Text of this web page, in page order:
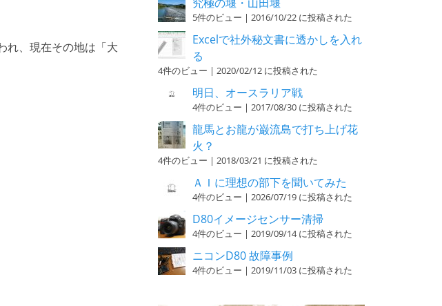
れ、現在その地は「大
5件のビュー | 2016/10/22 に投稿された
Excelで社外秘文書に透かしを入れ
る
4件のビュー | 2020/02/12 に投稿された
明日、オースラリア戦
4件のビュー | 2017/08/30 に投稿された
龍馬とお龍が巌流島で打ち上げ花
火？
4件のビュー | 2018/03/21 に投稿された
ＡＩに理想の部下を聞いてみた
4件のビュー | 2026/07/19 に投稿された
D80イメージセンサー清掃
4件のビュー | 2019/09/14 に投稿された
ニコンD80 故障事例
4件のビュー | 2019/11/03 に投稿された